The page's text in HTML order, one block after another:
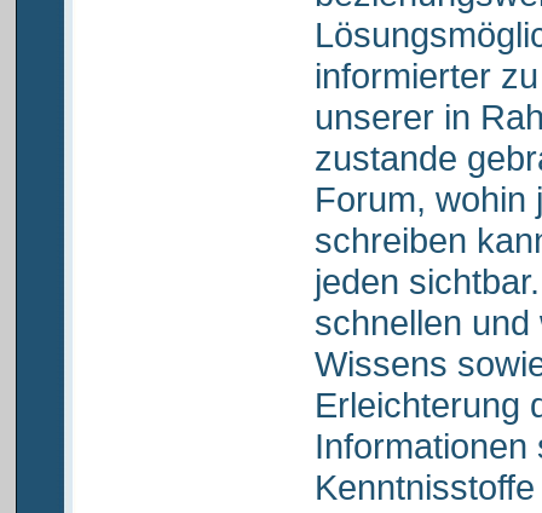
informierter
unserer in
zustande
Forum, wohin
schreiben
jeden
schnellen
Wissens
Erleichterung